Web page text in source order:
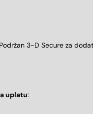
3-D Secure za
uplatu: